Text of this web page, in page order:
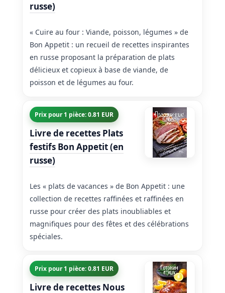
russe)
« Cuire au four : Viande, poisson, légumes » de
Bon Appetit : un recueil de recettes inspirantes
en russe proposant la préparation de plats
délicieux et copieux à base de viande, de
poisson et de légumes au four.
Prix pour 1 pièce: 0.81 EUR
Livre de recettes Plats
festifs Bon Appetit (en
russe)
Les « plats de vacances » de Bon Appetit : une
collection de recettes raffinées et raffinées en
russe pour créer des plats inoubliables et
magnifiques pour des fêtes et des célébrations
spéciales.
Prix pour 1 pièce: 0.81 EUR
Livre de recettes Nous